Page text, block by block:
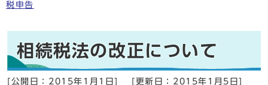
税申告
相続税法の改正について
[公開日： 2015年1月1日 [更新日： 2015年1月5日